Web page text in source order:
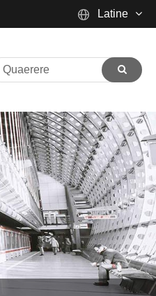
Latine
Español
русский
Français
日本語
Deutsch
tiếng Việt